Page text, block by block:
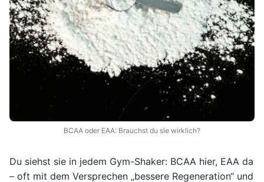
BCAA oder EAA: Brauchst du sie wirklich?
Du siehst sie in jedem Gym-Shaker: BCAA hier, EAA da
– oft mit dem Versprechen „bessere Regeneration“ und